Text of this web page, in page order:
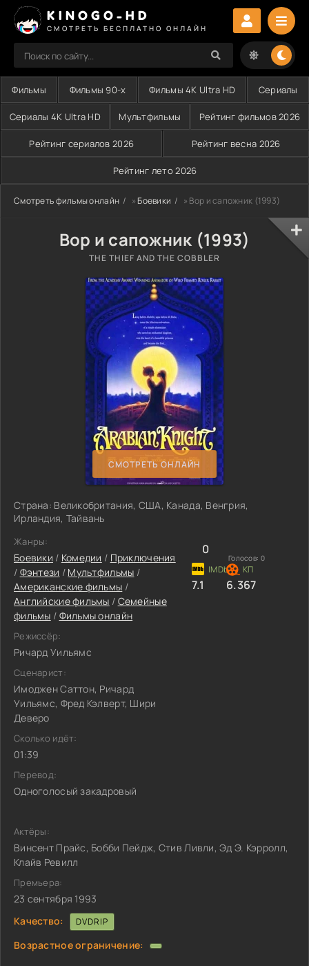
KINOGO-HD
СМОТРЕТЬ БЕСПЛАТНО ОНЛАЙН
Фильмы Фильмы 90-х Фильмы 4K Ultra HD Сериалы
Сериалы 4K Ultra HD Мультфильмы Рейтинг фильмов 2026
Рейтинг сериалов 2026 Рейтинг весна 2026
Рейтинг лето 2026
Смотреть фильмы онлайн »Боевики » Вор и сапожник (1993)
Вор и сапожник (1993)
THE THIEF AND THE COBBLER
СМОТРЕТЬ ОНЛАЙН
Страна: Великобритания, США, Канада, Венгрия,
Ирландия, Тайвань
Жанры:
Боевики / Комедии / Приключения
/ Фэнтези / Мультфильмы /
Американские фильмы /
Английские фильмы / Семейные
фильмы / Фильмы онлайн
Режиссёр:
Ричард Уильямс
Сценарист:
Имоджен Саттон, Ричард
Уильямс, Фред Кэлверт, Шири
Деверо
Сколько идёт:
01:39
Перевод:
Одноголосый закадровый
0
Голосов: 0
7.1 6.367
Актёры:
Винсент Прайс, Бобби Пейдж, Стив Ливли, Эд Э. Кэрролл,
Клайв Ревилл
Премьера:
23 сентября 1993
Качество:
DVDRIP
Возрастное ограничение: